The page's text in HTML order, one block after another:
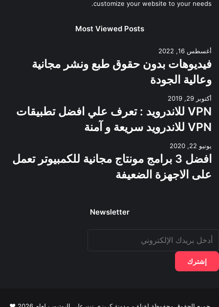
customize your website to your needs.
Most Viewed Posts
أغسطس 16, 2022
فيديوهات بدون حقوق طبع ونشر مجانية
وعالية الجودة
أكتوبر 29, 2019
VPN للاندرويد : تعرف علي افضل تطبيقات
VPN للاندرويد سريعة و آمنة
يونيو 22, 2020
افضل 3 برامج مونتاج مجانية للكمبيوتر تعمل
على الاجهزة الضعيفة
Newsletter
أدخل
بريدك
الإلكتروني